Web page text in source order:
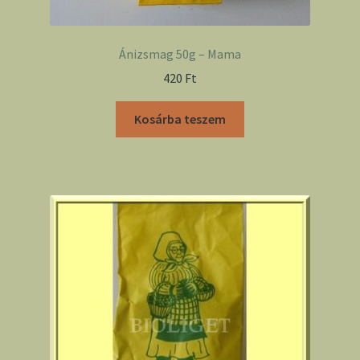
Ánizsmag 50g – Mama
420 Ft
Kosárba teszem